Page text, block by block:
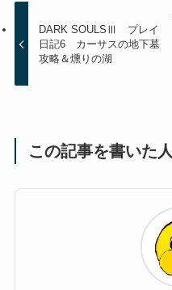
DARK SOULSⅢ プレイ
日記6 カーサスの地下墓
攻略＆燻りの湖
この記事を書いた人